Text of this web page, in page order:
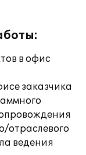
в офис
заказчика
отраслевого
ведения